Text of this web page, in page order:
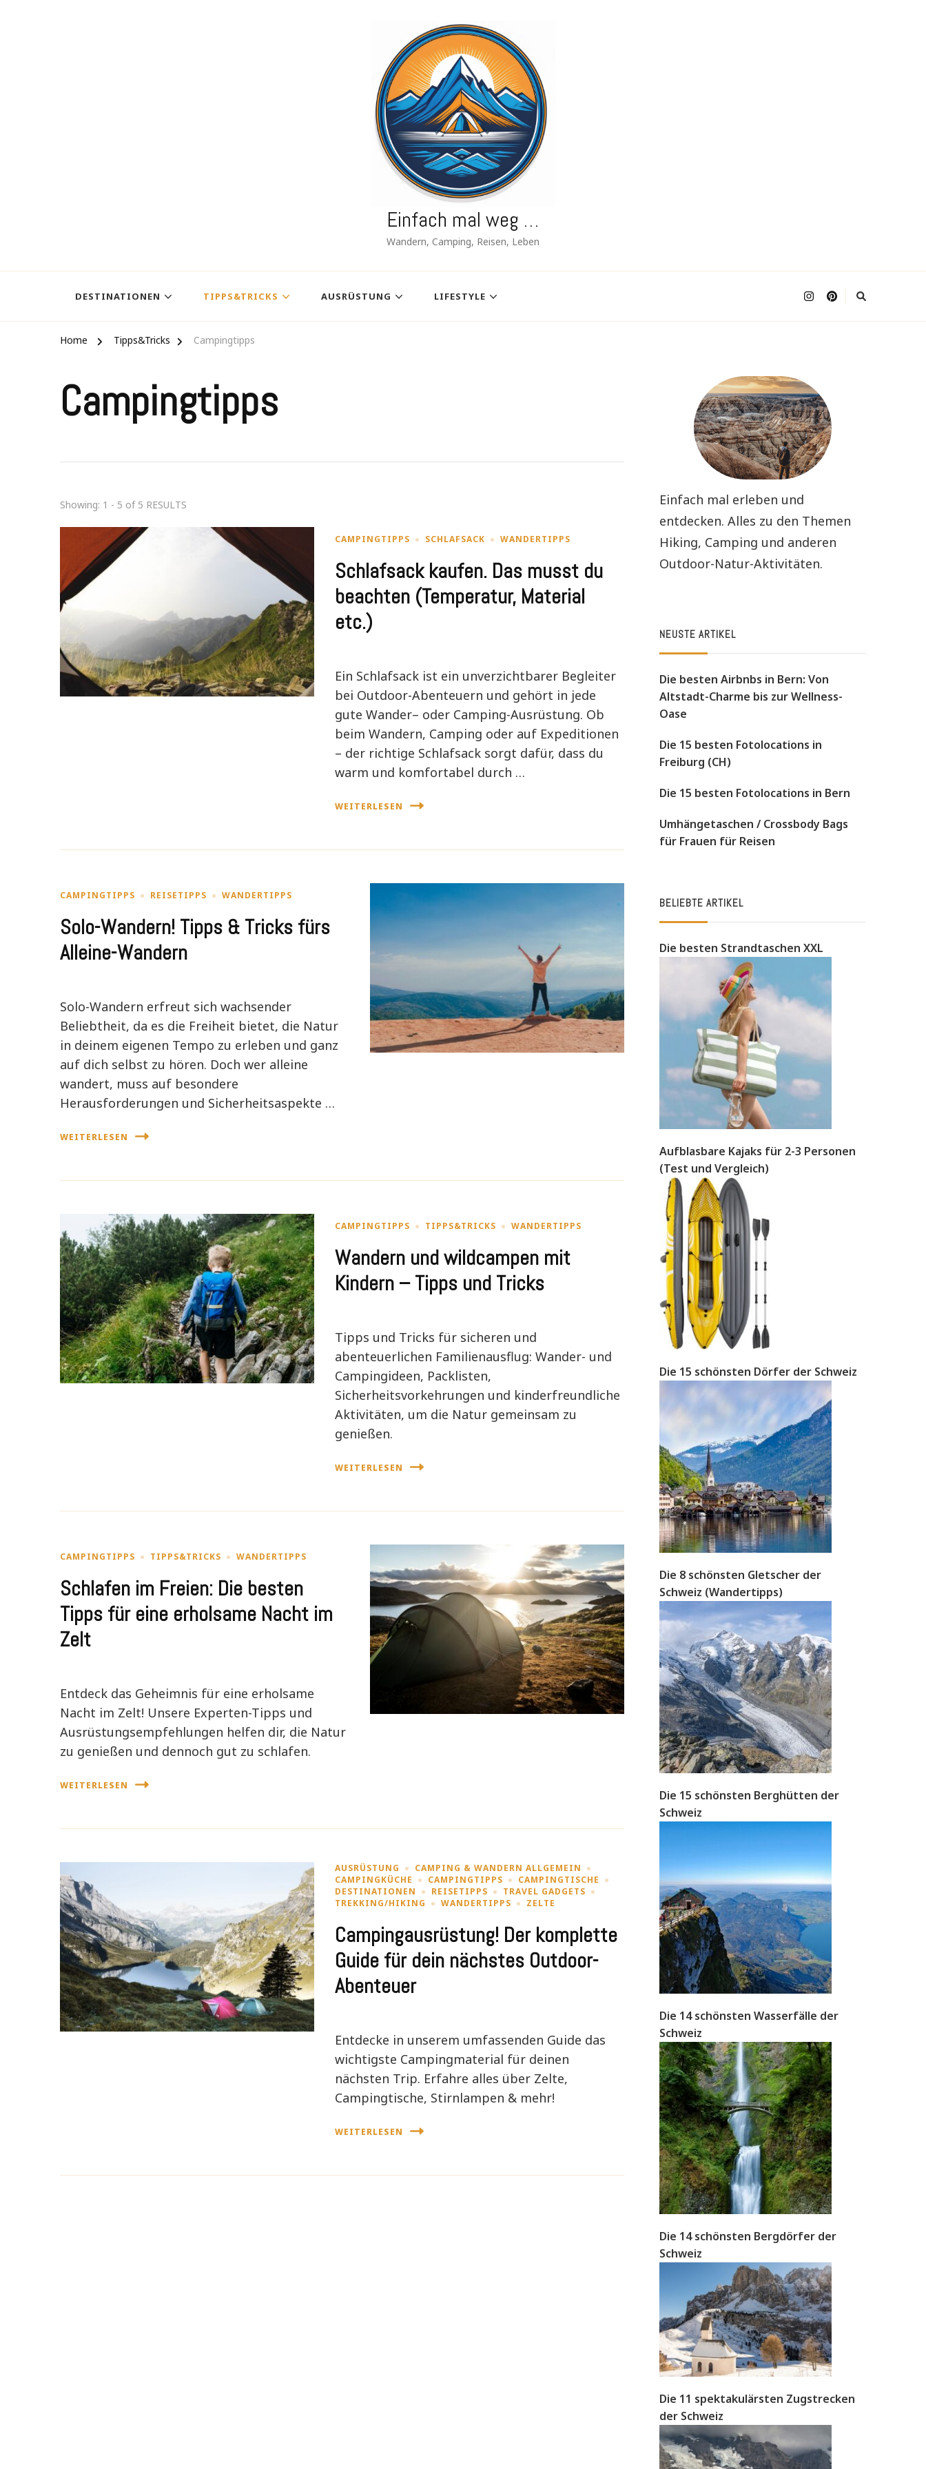
Einfach mal weg …
Wandern, Camping, Reisen, Leben
DESTINATIONEN TIPPS&TRICKS AUSRÜSTUNG LIFESTYLE
Home Tipps&Tricks Campingtipps
Campingtipps
Showing: 1 - 5 of 5 RESULTS
CAMPINGTIPPS SCHLAFSACK WANDERTIPPS
Schlafsack kaufen. Das musst du
beachten (Temperatur, Material
etc.)
Ein Schlafsack ist ein unverzichtbarer Begleiter
bei Outdoor-Abenteuern und gehört in jede
gute Wander– oder Camping-Ausrüstung. Ob
beim Wandern, Camping oder auf Expeditionen
– der richtige Schlafsack sorgt dafür, dass du
warm und komfortabel durch …
WEITERLESEN
CAMPINGTIPPS REISETIPPS WANDERTIPPS
Solo-Wandern! Tipps & Tricks fürs
Alleine-Wandern
Solo-Wandern erfreut sich wachsender
Beliebtheit, da es die Freiheit bietet, die Natur
in deinem eigenen Tempo zu erleben und ganz
auf dich selbst zu hören. Doch wer alleine
wandert, muss auf besondere
Herausforderungen und Sicherheitsaspekte …
WEITERLESEN
CAMPINGTIPPS TIPPS&TRICKS WANDERTIPPS
Wandern und wildcampen mit
Kindern – Tipps und Tricks
Tipps und Tricks für sicheren und
abenteuerlichen Familienausflug: Wander- und
Campingideen, Packlisten,
Sicherheitsvorkehrungen und kinderfreundliche
Aktivitäten, um die Natur gemeinsam zu
genießen.
WEITERLESEN
CAMPINGTIPPS TIPPS&TRICKS WANDERTIPPS
Schlafen im Freien: Die besten
Tipps für eine erholsame Nacht im
Zelt
Entdeck das Geheimnis für eine erholsame
Nacht im Zelt! Unsere Experten-Tipps und
Ausrüstungsempfehlungen helfen dir, die Natur
zu genießen und dennoch gut zu schlafen.
WEITERLESEN
AUSRÜSTUNG
CAMPING & WANDERN ALLGEMEIN
CAMPINGKÜCHE
CAMPINGTIPPS
CAMPINGTISCHE
DESTINATIONEN
REISETIPPS
TRAVEL GADGETS
TREKKING/HIKING
WANDERTIPPS ZELTE
Campingausrüstung! Der komplette
Guide für dein nächstes Outdoor-
Abenteuer
Entdecke in unserem umfassenden Guide das
wichtigste Campingmaterial für deinen
nächsten Trip. Erfahre alles über Zelte,
Campingtische, Stirnlampen & mehr!
WEITERLESEN
Einfach mal erleben und
entdecken. Alles zu den Themen
Hiking, Camping und anderen
Outdoor-Natur-Aktivitäten.
NEUSTE ARTIKEL
Die besten Airbnbs in Bern: Von
Altstadt-Charme bis zur Wellness-
Oase
Die 15 besten Fotolocations in
Freiburg (CH)
Die 15 besten Fotolocations in Bern
Umhängetaschen / Crossbody Bags
für Frauen für Reisen
BELIEBTE ARTIKEL
Die besten Strandtaschen XXL
Aufblasbare Kajaks für 2-3 Personen
(Test und Vergleich)
Die 15 schönsten Dörfer der Schweiz
Die 8 schönsten Gletscher der
Schweiz (Wandertipps)
Die 15 schönsten Berghütten der
Schweiz
Die 14 schönsten Wasserfälle der
Schweiz
Die 14 schönsten Bergdörfer der
Schweiz
Die 11 spektakulärsten Zugstrecken
der Schweiz